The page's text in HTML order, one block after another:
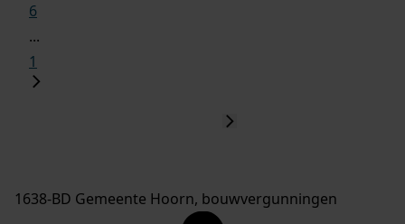
6
...
1
1638-BD Gemeente Hoorn, bouwvergunningen